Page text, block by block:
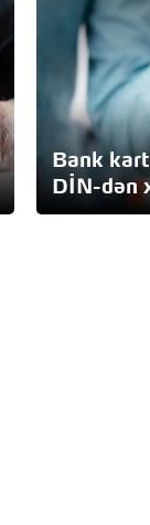
Bank
DİN-dən